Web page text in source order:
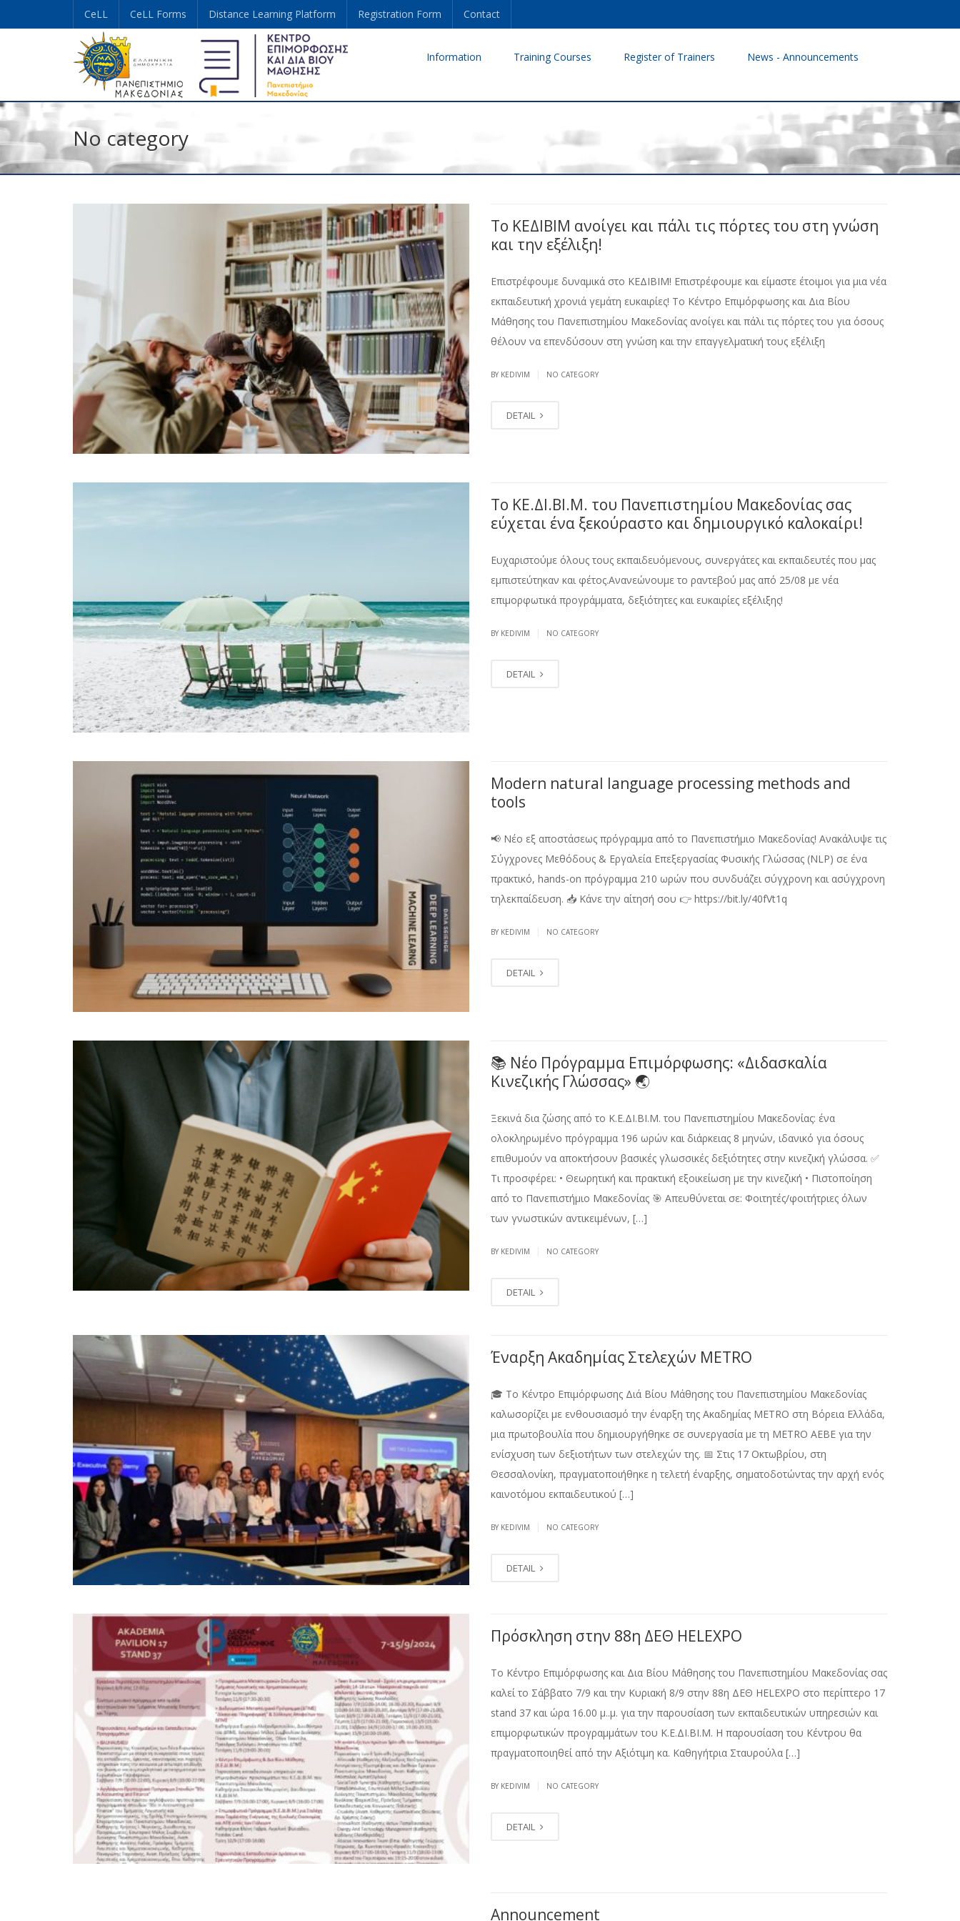
CeLL CeLL Forms Distance Learning Platform Registration Form Contact
Information Training Courses Register of Trainers News - Announcements
No category
Το ΚΕΔΙΒΙΜ ανοίγει και πάλι τις πόρτες του στη γνώση
και την εξέλιξη!
Επιστρέφουμε δυναμικά στο ΚΕΔΙΒΙΜ! Επιστρέφουμε και είμαστε έτοιμοι για μια νέα
εκπαιδευτική χρονιά γεμάτη ευκαιρίες! Το Κέντρο Επιμόρφωσης και Δια Βίου
Μάθησης του Πανεπιστημίου Μακεδονίας ανοίγει και πάλι τις πόρτες του για όσους
θέλουν να επενδύσουν στη γνώση και την επαγγελματική τους εξέλιξη
BY KEDIVIM NO CATEGORY
DETAIL
Το ΚΕ.ΔΙ.ΒΙ.Μ. του Πανεπιστημίου Μακεδονίας σας
εύχεται ένα ξεκούραστο και δημιουργικό καλοκαίρι!
Ευχαριστούμε όλους τους εκπαιδευόμενους, συνεργάτες και εκπαιδευτές που μας
εμπιστεύτηκαν και φέτος.Ανανεώνουμε το ραντεβού μας από 25/08 με νέα
επιμορφωτικά προγράμματα, δεξιότητες και ευκαιρίες εξέλιξης!
BY KEDIVIM NO CATEGORY
DETAIL
Modern natural language processing methods and
tools
📢 Νέο εξ αποστάσεως πρόγραμμα από το Πανεπιστήμιο Μακεδονίας! Ανακάλυψε τις
Σύγχρονες Μεθόδους & Εργαλεία Επεξεργασίας Φυσικής Γλώσσας (NLP) σε ένα
πρακτικό, hands-on πρόγραμμα 210 ωρών που συνδυάζει σύγχρονη και ασύγχρονη
τηλεκπαίδευση. 📥 Κάνε την αίτησή σου 👉 https://bit.ly/40fVt1q
BY KEDIVIM NO CATEGORY
DETAIL
📚 Νέο Πρόγραμμα Επιμόρφωσης: «Διδασκαλία
Κινεζικής Γλώσσας» 🌏
Ξεκινά δια ζώσης από το Κ.Ε.ΔΙ.ΒΙ.Μ. του Πανεπιστημίου Μακεδονίας: ένα
ολοκληρωμένο πρόγραμμα 196 ωρών και διάρκειας 8 μηνών, ιδανικό για όσους
επιθυμούν να αποκτήσουν βασικές γλωσσικές δεξιότητες στην κινεζική γλώσσα. ✅
Τι προσφέρει: • Θεωρητική και πρακτική εξοικείωση με την κινεζική • Πιστοποίηση
από το Πανεπιστήμιο Μακεδονίας 🎯 Απευθύνεται σε: Φοιτητές/φοιτήτριες όλων
των γνωστικών αντικειμένων, […]
BY KEDIVIM NO CATEGORY
DETAIL
Έναρξη Ακαδημίας Στελεχών METRO
🎓 Το Κέντρο Επιμόρφωσης Διά Βίου Μάθησης του Πανεπιστημίου Μακεδονίας
καλωσορίζει με ενθουσιασμό την έναρξη της Ακαδημίας METRO στη Βόρεια Ελλάδα,
μια πρωτοβουλία που δημιουργήθηκε σε συνεργασία με τη METRO ΑΕΒΕ για την
ενίσχυση των δεξιοτήτων των στελεχών της. 📅 Στις 17 Οκτωβρίου, στη
Θεσσαλονίκη, πραγματοποιήθηκε η τελετή έναρξης, σηματοδοτώντας την αρχή ενός
καινοτόμου εκπαιδευτικού […]
BY KEDIVIM NO CATEGORY
DETAIL
Πρόσκληση στην 88η ΔΕΘ HELEXPO
Το Κέντρο Επιμόρφωσης και Δια Βίου Μάθησης του Πανεπιστημίου Μακεδονίας σας
καλεί το Σάββατο 7/9 και την Κυριακή 8/9 στην 88η ΔΕΘ HELEXPO στο περίπτερο 17
stand 37 και ώρα 16.00 μ..μ. για την παρουσίαση των εκπαιδευτικών υπηρεσιών και
επιμορφωτικών προγραμμάτων του Κ.Ε.ΔΙ.ΒΙ.Μ. Η παρουσίαση του Κέντρου θα
πραγματοποιηθεί από την Αξιότιμη κα. Καθηγήτρια Σταυρούλα […]
BY KEDIVIM NO CATEGORY
DETAIL
Announcement